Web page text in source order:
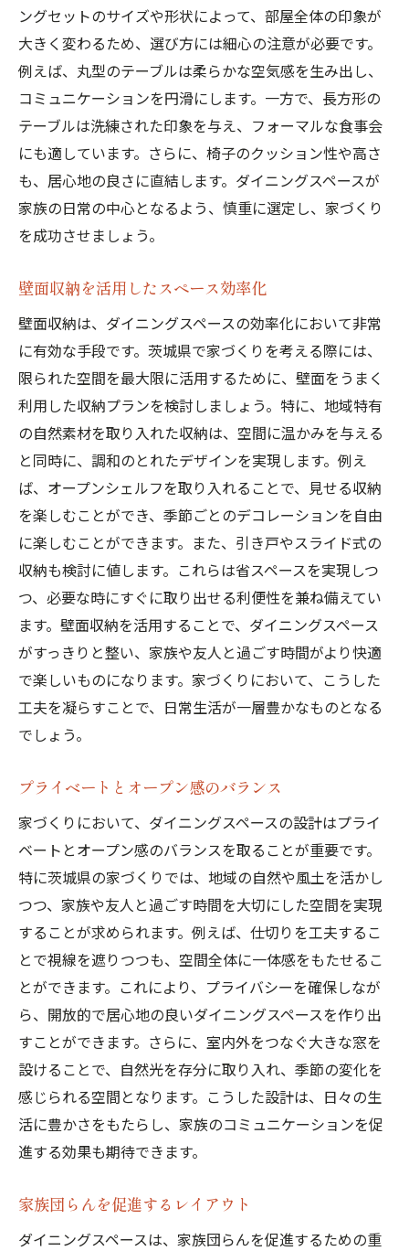
ングセットのサイズや形状によって、部屋全体の印象が
大きく変わるため、選び方には細心の注意が必要です。
例えば、丸型のテーブルは柔らかな空気感を生み出し、
コミュニケーションを円滑にします。一方で、長方形の
テーブルは洗練された印象を与え、フォーマルな食事会
にも適しています。さらに、椅子のクッション性や高さ
も、居心地の良さに直結します。ダイニングスペースが
家族の日常の中心となるよう、慎重に選定し、家づくり
を成功させましょう。
壁面収納を活用したスペース効率化
壁面収納は、ダイニングスペースの効率化において非常
に有効な手段です。茨城県で家づくりを考える際には、
限られた空間を最大限に活用するために、壁面をうまく
利用した収納プランを検討しましょう。特に、地域特有
の自然素材を取り入れた収納は、空間に温かみを与える
と同時に、調和のとれたデザインを実現します。例え
ば、オープンシェルフを取り入れることで、見せる収納
を楽しむことができ、季節ごとのデコレーションを自由
に楽しむことができます。また、引き戸やスライド式の
収納も検討に値します。これらは省スペースを実現しつ
つ、必要な時にすぐに取り出せる利便性を兼ね備えてい
ます。壁面収納を活用することで、ダイニングスペース
がすっきりと整い、家族や友人と過ごす時間がより快適
で楽しいものになります。家づくりにおいて、こうした
工夫を凝らすことで、日常生活が一層豊かなものとなる
でしょう。
プライベートとオープン感のバランス
家づくりにおいて、ダイニングスペースの設計はプライ
ベートとオープン感のバランスを取ることが重要です。
特に茨城県の家づくりでは、地域の自然や風土を活かし
つつ、家族や友人と過ごす時間を大切にした空間を実現
することが求められます。例えば、仕切りを工夫するこ
とで視線を遮りつつも、空間全体に一体感をもたせるこ
とができます。これにより、プライバシーを確保しなが
ら、開放的で居心地の良いダイニングスペースを作り出
すことができます。さらに、室内外をつなぐ大きな窓を
設けることで、自然光を存分に取り入れ、季節の変化を
感じられる空間となります。こうした設計は、日々の生
活に豊かさをもたらし、家族のコミュニケーションを促
進する効果も期待できます。
家族団らんを促進するレイアウト
ダイニングスペースは、家族団らんを促進するための重